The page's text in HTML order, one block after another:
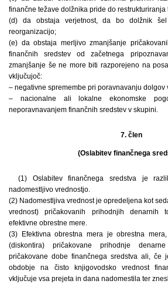
finančne težave dolžnika pride do restrukturiranja
(d) da obstaja verjetnost, da bo dolžnik
reorganizacijo;
(e) da obstaja merljivo zmanjšanje
finančnih sredstev od začetnega
zmanjšanje še ne more biti razporejeno na
vključujoč:
– negativne spremembe pri poravnavanju dolgov
– nacionalne ali lokalne ekonomske
neporavnavanjem finančnih sredstev v skupini.
7. člen
(Oslabitev finančnega
(1) Oslabitev finančnega sredstva je
nadomestljivo vrednostjo.
(2) Nadomestljiva vrednost je opredeljena kot
vrednost) pričakovanih prihodnjih denarnih
efektivne obrestne mere.
(3) Efektivna obrestna mera je obrestna
(diskontira) pričakovane prihodnje
pričakovane dobe finančnega sredstva ali, če
obdobje na čisto knjigovodsko vrednost
vključuje vsa prejeta in dana nadomestila ter